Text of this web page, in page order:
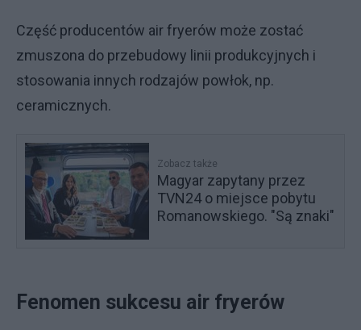
Część producentów air fryerów może zostać
zmuszona do przebudowy linii produkcyjnych i
stosowania innych rodzajów powłok, np.
ceramicznych.
Zobacz także
Magyar zapytany przez
TVN24 o miejsce pobytu
Romanowskiego. "Są znaki"
Fenomen sukcesu air fryerów